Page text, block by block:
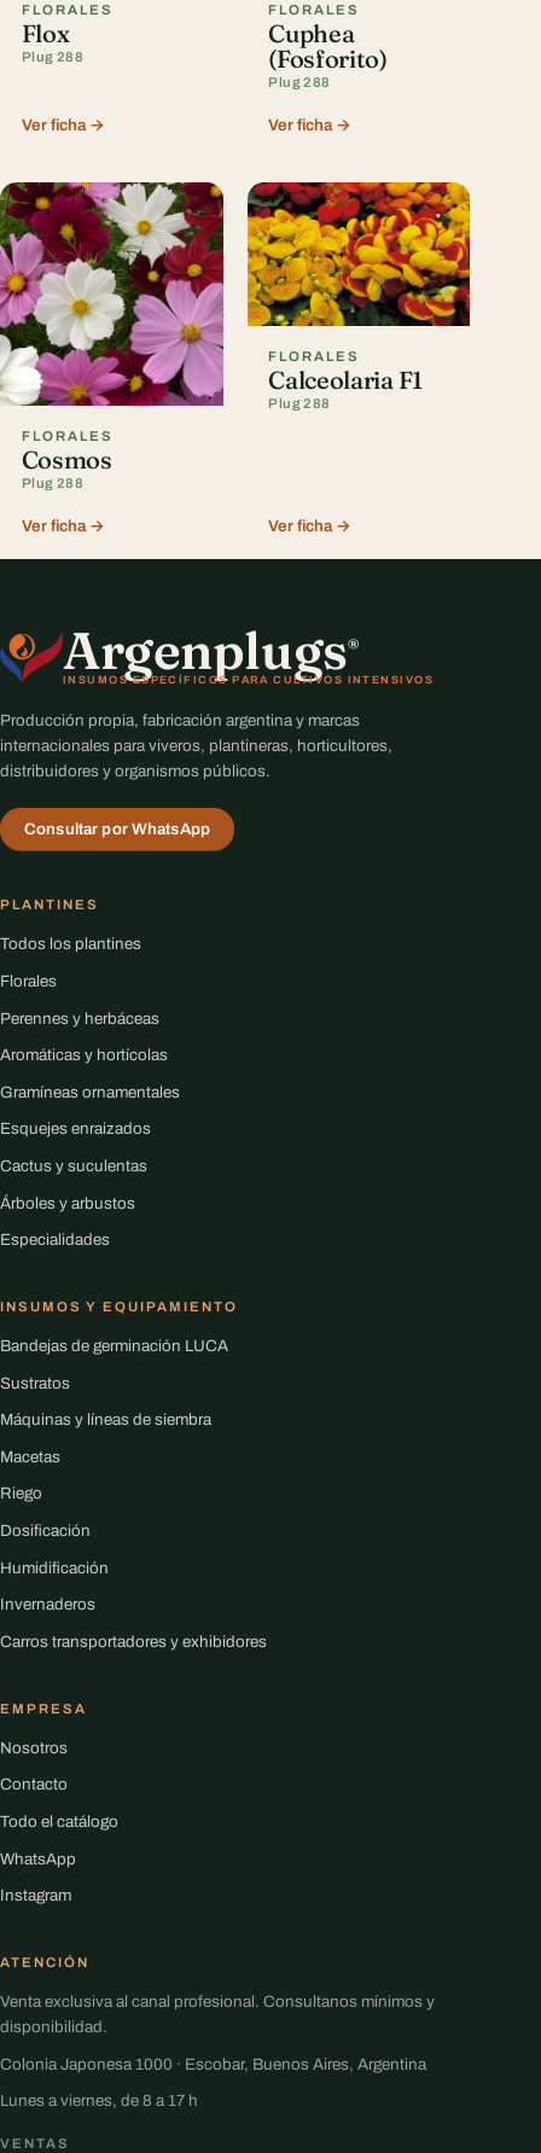
FLORALES
Flox
Plug 288
Ver ficha →
FLORALES
Cuphea
(Fosforito)
Plug 288
Ver ficha →
FLORALES
Cosmos
Plug 288
Ver ficha →
FLORALES
Calceolaria F1
Plug 288
Ver ficha →
Argenplugs®
INSUMOS ESPECÍFICOS PARA CULTIVOS INTENSIVOS
Producción propia, fabricación argentina y marcas
internacionales para viveros, plantineras, horticultores,
distribuidores y organismos públicos.
Consultar por WhatsApp
PLANTINES
Todos los plantines
Florales
Perennes y herbáceas
Aromáticas y hortícolas
Gramíneas ornamentales
Esquejes enraizados
Cactus y suculentas
Árboles y arbustos
Especialidades
INSUMOS Y EQUIPAMIENTO
Bandejas de germinación LUCA
Sustratos
Máquinas y líneas de siembra
Macetas
Riego
Dosificación
Humidificación
Invernaderos
Carros transportadores y exhibidores
EMPRESA
Nosotros
Contacto
Todo el catálogo
WhatsApp
Instagram
ATENCIÓN
Venta exclusiva al canal profesional. Consultanos mínimos y
disponibilidad.
Colonia Japonesa 1000 · Escobar, Buenos Aires, Argentina
Lunes a viernes, de 8 a 17 h
VENTAS